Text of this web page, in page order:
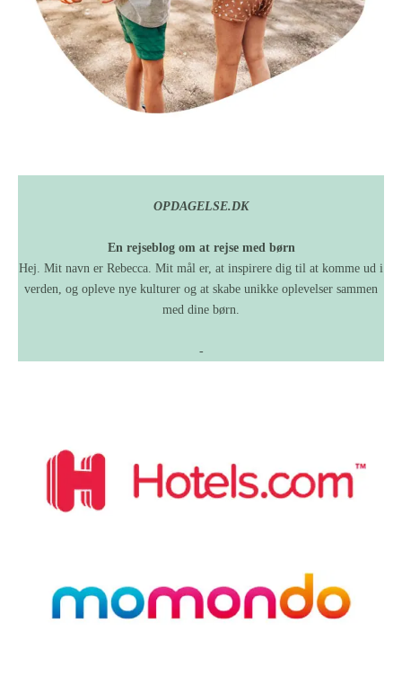
OPDAGELSE.DK
En rejseblog om at rejse med børn
Hej. Mit navn er Rebecca. Mit mål er, at inspirere dig til at komme ud i
verden, og opleve nye kulturer og at skabe unikke oplevelser sammen
med dine børn.
-